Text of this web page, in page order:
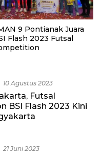
9 Pontianak Juara
Flash 2023 Futsal
10 Agustus 2023
Futsal
BSI Flash 2023 Kini
21 Juni 2023